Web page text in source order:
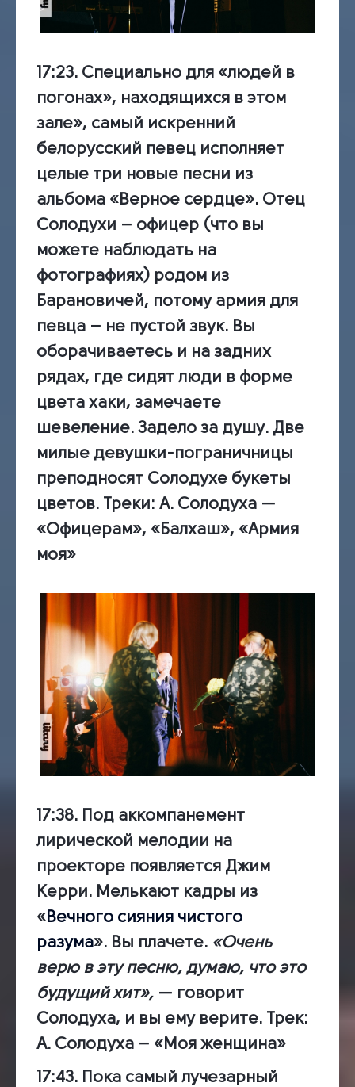
17:23. Специально для «людей в
погонах», находящихся в этом
зале», самый искренний
белорусский певец исполняет
целые три новые песни из
альбома «Верное сердце». Отец
Солодухи – офицер (что вы
можете наблюдать на
фотографиях) родом из
Барановичей, потому армия для
певца – не пустой звук. Вы
оборачиваетесь и на задних
рядах, где сидят люди в форме
цвета хаки, замечаете
шевеление. Задело за душу. Две
милые девушки-пограничницы
преподносят Солодухе букеты
цветов. Треки: А. Солодуха —
«Офицерам», «Балхаш», «Армия
моя»
17:38. Под аккомпанемент
лирической мелодии на
проекторе появляется Джим
Керри. Мелькают кадры из
«Вечного сияния чистого
разума». Вы плачете. «Очень
верю в эту песню, думаю, что это
будущий хит», — говорит
Солодуха, и вы ему верите. Трек:
А. Солодуха – «Моя женщина»
17:43. Пока самый лучезарный